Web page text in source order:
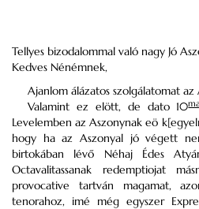
Tellyes bizodalommal való nagy Jó
Kedves Nénémnek,
Ajanlom álázatos szolgálatomat az
Valamint ez elött, de dato 10
Levelemben az Aszonynak eö
hogy ha az Aszonyal jó végett
birtokában lévő Néhaj Édes
Octavalitassanak redemptiojat
provocative tartván magamat,
tenorahoz, imé még egyszer